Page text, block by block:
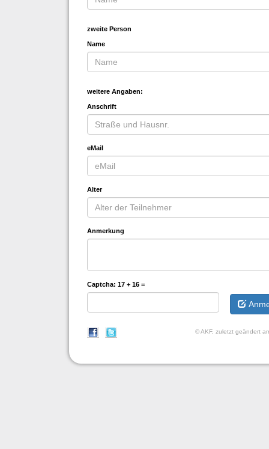
zweite Person
Name
weitere Angaben:
Anschrift
eMail
Alter
Anmerkung
Captcha: 17 + 16 =
© AKF, zuletzt geändert